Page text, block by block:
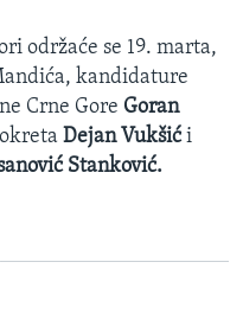
održaće se 19. marta,
kandidature
Crne Gore Goran
Dejan Vukšići
Stanković.